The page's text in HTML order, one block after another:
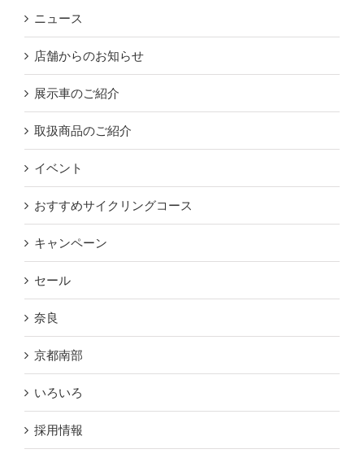
ニュース
店舗からのお知らせ
展示車のご紹介
取扱商品のご紹介
イベント
おすすめサイクリングコース
キャンペーン
セール
奈良
京都南部
いろいろ
採用情報